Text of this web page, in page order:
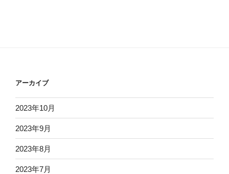
アーカイブ
2023年10月
2023年9月
2023年8月
2023年7月